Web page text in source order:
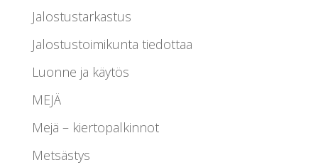
Jalostustarkastus
Jalostustoimikunta tiedottaa
Luonne ja käytös
MEJÄ
Mejä – kiertopalkinnot
Metsästys